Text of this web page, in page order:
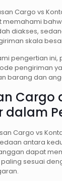
Cargo vs
diakses,
skala
pengertian
pengiriman
barang dan
Cargo
dalam
Cargo vs
antara
dapat
sesuai